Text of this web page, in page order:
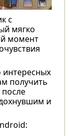
с
мягко
момент
получить
и